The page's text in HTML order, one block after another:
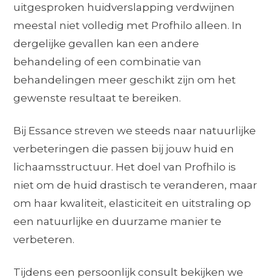
uitgesproken huidverslapping verdwijnen
meestal niet volledig met Profhilo alleen. In
dergelijke gevallen kan een andere
behandeling of een combinatie van
behandelingen meer geschikt zijn om het
gewenste resultaat te bereiken.
Bij Essance streven we steeds naar natuurlijke
verbeteringen die passen bij jouw huid en
lichaamsstructuur. Het doel van Profhilo is
niet om de huid drastisch te veranderen, maar
om haar kwaliteit, elasticiteit en uitstraling op
een natuurlijke en duurzame manier te
verbeteren.
Tijdens een persoonlijk consult bekijken we